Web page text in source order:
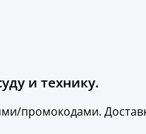
и технику.
промокодами.